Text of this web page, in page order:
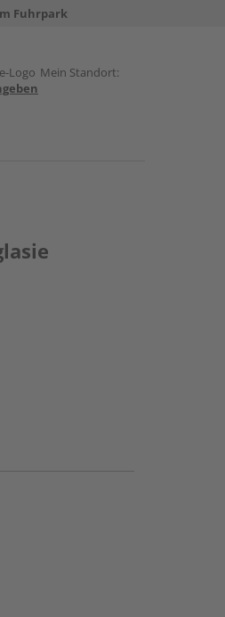
Fuhrpark
Mein Standort: